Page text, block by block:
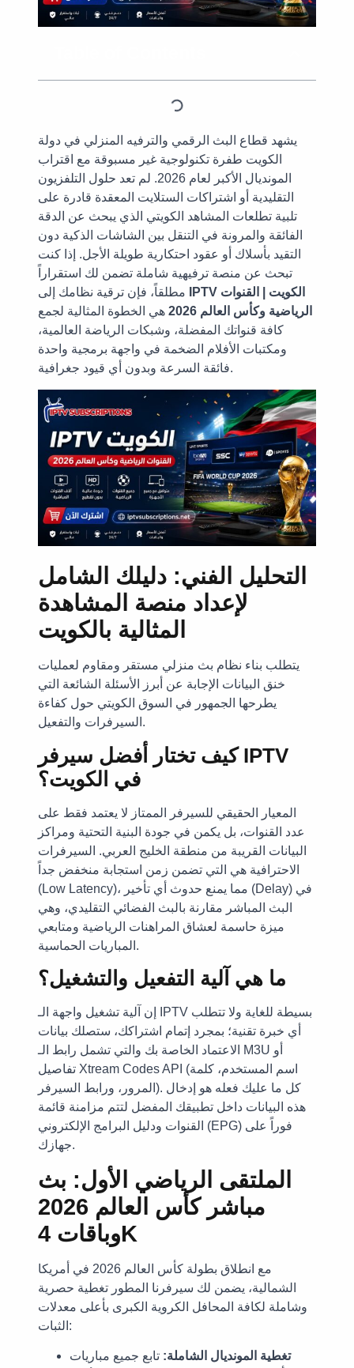
يشهد قطاع البث الرقمي والترفيه المنزلي في دولة
الكويت طفرة تكنولوجية غير مسبوقة مع اقتراب
المونديال الأكبر لعام 2026. لم تعد حلول التلفزيون
التقليدية أو اشتراكات الستلايت المعقدة قادرة على
تلبية تطلعات المشاهد الكويتي الذي يبحث عن الدقة
الفائقة والمرونة في التنقل بين الشاشات الذكية دون
التقيد بأسلاك أو عقود احتكارية طويلة الأجل. إذا كنت
تبحث عن منصة ترفيهية شاملة تضمن لك استقراراً
IPTV الكويت | القنوات
الرياضية وكأس العالم 2026
هي الخطوة المثالية لجمع
كافة قنواتك المفضلة، وشبكات الرياضة العالمية،
ومكتبات الأفلام الضخمة في واجهة برمجية واحدة
فائقة السرعة وبدون أي قيود جغرافية.
التحليل الفني: دليلك الشامل
لإعداد منصة المشاهدة
المثالية بالكويت
يتطلب بناء نظام بث منزلي مستقر ومقاوم لعمليات
خنق البيانات الإجابة عن أبرز الأسئلة الشائعة التي
يطرحها الجمهور في السوق الكويتي حول كفاءة
السيرفرات والتفعيل.
كيف تختار أفضل سيرفر IPTV
في الكويت؟
المعيار الحقيقي للسيرفر الممتاز لا يعتمد فقط على
عدد القنوات، بل يكمن في جودة البنية التحتية ومراكز
البيانات القريبة من منطقة الخليج العربي. السيرفرات
الاحترافية هي التي تضمن زمن استجابة منخفض جداً
(Low Latency)، مما يمنع حدوث أي تأخير (Delay) في
البث المباشر مقارنة بالبث الفضائي التقليدي، وهي
ميزة حاسمة لعشاق المراهنات الرياضية ومتابعي
المباريات الحماسية.
ما هي آلية التفعيل والتشغيل؟
إن آلية تشغيل واجهة الـ IPTV بسيطة للغاية ولا تتطلب
أي خبرة تقنية؛ بمجرد إتمام اشتراكك، ستصلك بيانات
الاعتماد الخاصة بك والتي تشمل رابط الـ M3U أو
تفاصيل Xtream Codes API (اسم المستخدم، كلمة
المرور، ورابط السيرفر). كل ما عليك فعله هو إدخال
هذه البيانات داخل تطبيقك المفضل لتتم مزامنة قائمة
القنوات ودليل البرامج الإلكتروني (EPG) فوراً على
جهازك.
الملتقى الرياضي الأول: بث
مباشر كأس العالم 2026
وباقات 4K
مع انطلاق بطولة كأس العالم 2026 في أمريكا
الشمالية، يضمن لك سيرفرنا المطور تغطية حصرية
وشاملة لكافة المحافل الكروية الكبرى بأعلى معدلات
الثبات:
تغطية المونديال الشاملة: تابع جميع مباريات